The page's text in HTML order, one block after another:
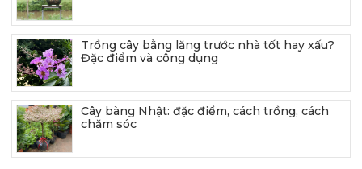
Trồng cây bằng lăng trước nhà tốt hay xấu?
Đặc điểm và công dụng
Cây bàng Nhật: đặc điểm, cách trồng, cách
chăm sóc